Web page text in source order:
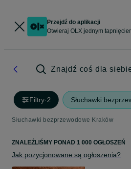
Przejdź do aplikacji
Otwieraj OLX jednym
Znajdź coś dla
Filtry·2 Słuchawki
Słuchawki bezprzewodowe Kraków
ZNALEŹLIŚMY PONAD 1 000 OGŁOSZEŃ
Jak pozycjonowane są ogłoszenia?